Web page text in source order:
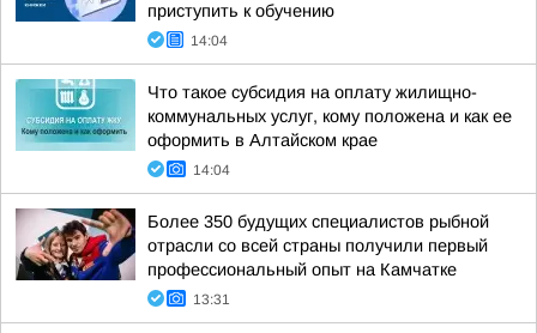
приступить к обучению
14:04
Что такое субсидия на оплату жилищно-
коммунальных услуг, кому положена и как ее
оформить в Алтайском крае
14:04
Более 350 будущих специалистов рыбной
отрасли со всей страны получили первый
профессиональный опыт на Камчатке
13:31